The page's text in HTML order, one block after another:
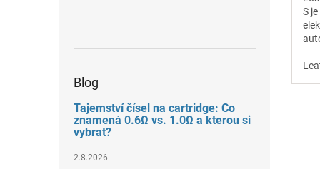
Blog
Tajemství čísel na cartridge: Co
znamená 0.6Ω vs. 1.0Ω a kterou si
vybrat?
2.8.2026
S